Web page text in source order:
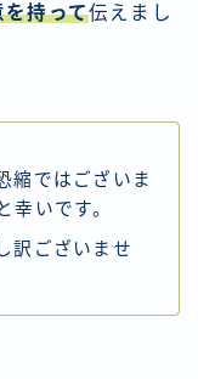
を持って伝えまし
縮ではございま
幸いです。
訳ございませ